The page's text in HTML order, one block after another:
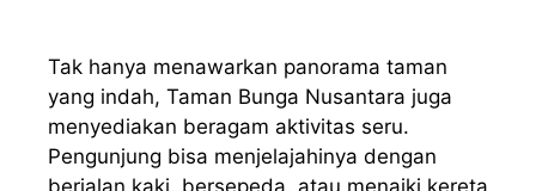
Tak hanya menawarkan panorama taman
yang indah, Taman Bunga Nusantara juga
menyediakan beragam aktivitas seru.
Pengunjung bisa menjelajahinya dengan
berjalan kaki, bersepeda, atau menaiki kereta